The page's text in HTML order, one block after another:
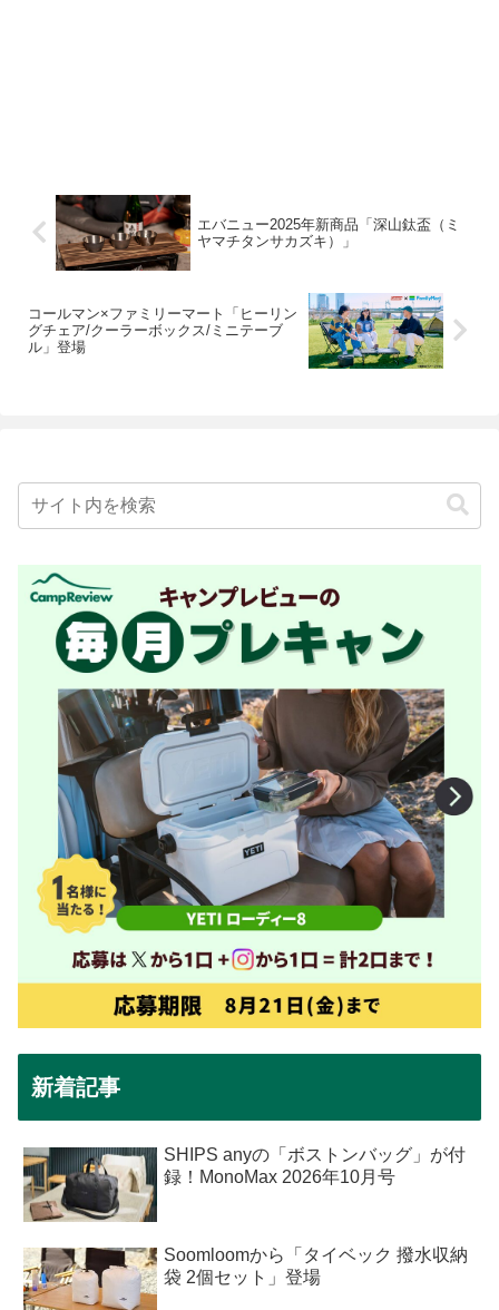
エバニュー2025年新商品「深山鈦盃（ミ
ヤマチタンサカズキ）」
コールマン×ファミリーマート「ヒーリン
グチェア/クーラーボックス/ミニテーブ
ル」登場
新着記事
SHIPS anyの「ボストンバッグ」が付
録！MonoMax 2026年10月号
Soomloomから「タイベック 撥水収納
袋 2個セット」登場